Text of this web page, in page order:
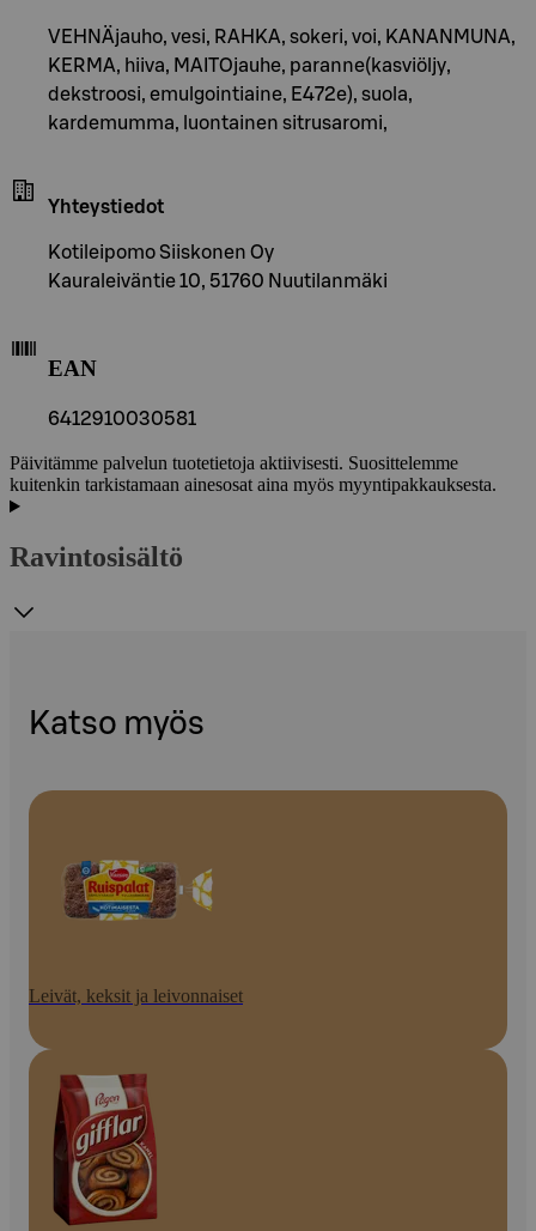
VEHNÄjauho, vesi, RAHKA, sokeri, voi, KANANMUNA,
KERMA, hiiva, MAITOjauhe, paranne(kasviöljy,
dekstroosi, emulgointiaine, E472e), suola,
kardemumma, luontainen sitrusaromi,
Yhteystiedot
Kotileipomo Siiskonen Oy
Kauraleiväntie 10, 51760 Nuutilanmäki
EAN
6412910030581
Päivitämme palvelun tuotetietoja aktiivisesti. Suosittelemme
kuitenkin tarkistamaan ainesosat aina myös myyntipakkauksesta.
Ravintosisältö
Katso myös
Leivät, keksit ja leivonnaiset